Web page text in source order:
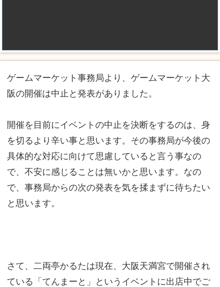
ゲームマーケット事務局より、ゲームマーケット大
阪の開催は中止と発表がありました。
開催を目前にイベントの中止を決断をするのは、身
を切るより辛い事と思います。その事務局が今後の
具体的な対応に向けて思慮していると言う事なの
で、不安に感じることは無いかと思います。なの
で、事務局からの次の発表を気を揉まずに待ちたい
と思います。
さて、二両亭かるたは現在、大阪天満宮で開催され
ている「てんまーと」というイベントに出店中でご